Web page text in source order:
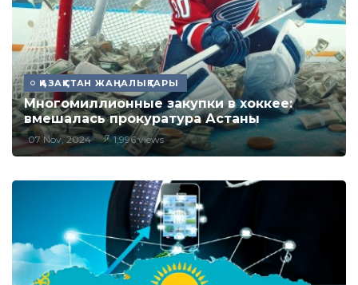
ҚАЗАҚСТАН ЖАҢАЛЫҚТАРЫ
Многомиллионные закупки в хоккее:
вмешалась прокуратура Астаны
07 Nov, 2024 1,996 views